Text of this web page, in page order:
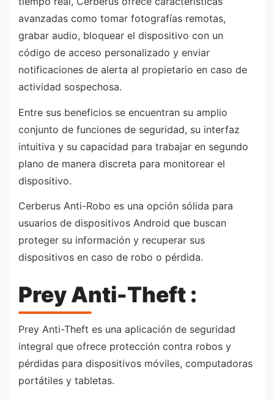
avanzadas como tomar fotografías remotas,
grabar audio, bloquear el dispositivo con un
código de acceso personalizado y enviar
notificaciones de alerta al propietario en caso de
actividad sospechosa.
Entre sus beneficios se encuentran su amplio
conjunto de funciones de seguridad, su interfaz
intuitiva y su capacidad para trabajar en segundo
plano de manera discreta para monitorear el
dispositivo.
Cerberus Anti-Robo es una opción sólida para
usuarios de dispositivos Android que buscan
proteger su información y recuperar sus
dispositivos en caso de robo o pérdida.
Prey Anti-Theft :
Prey Anti-Theft es una aplicación de seguridad
integral que ofrece protección contra robos y
pérdidas para dispositivos móviles, computadoras
portátiles y tabletas.